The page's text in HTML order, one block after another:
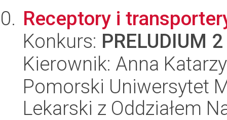
Receptory i
Konkurs: PRELUDIUM 2
Kierownik: Anna
Pomorski Uniwersytet
Lekarski z Oddziałem